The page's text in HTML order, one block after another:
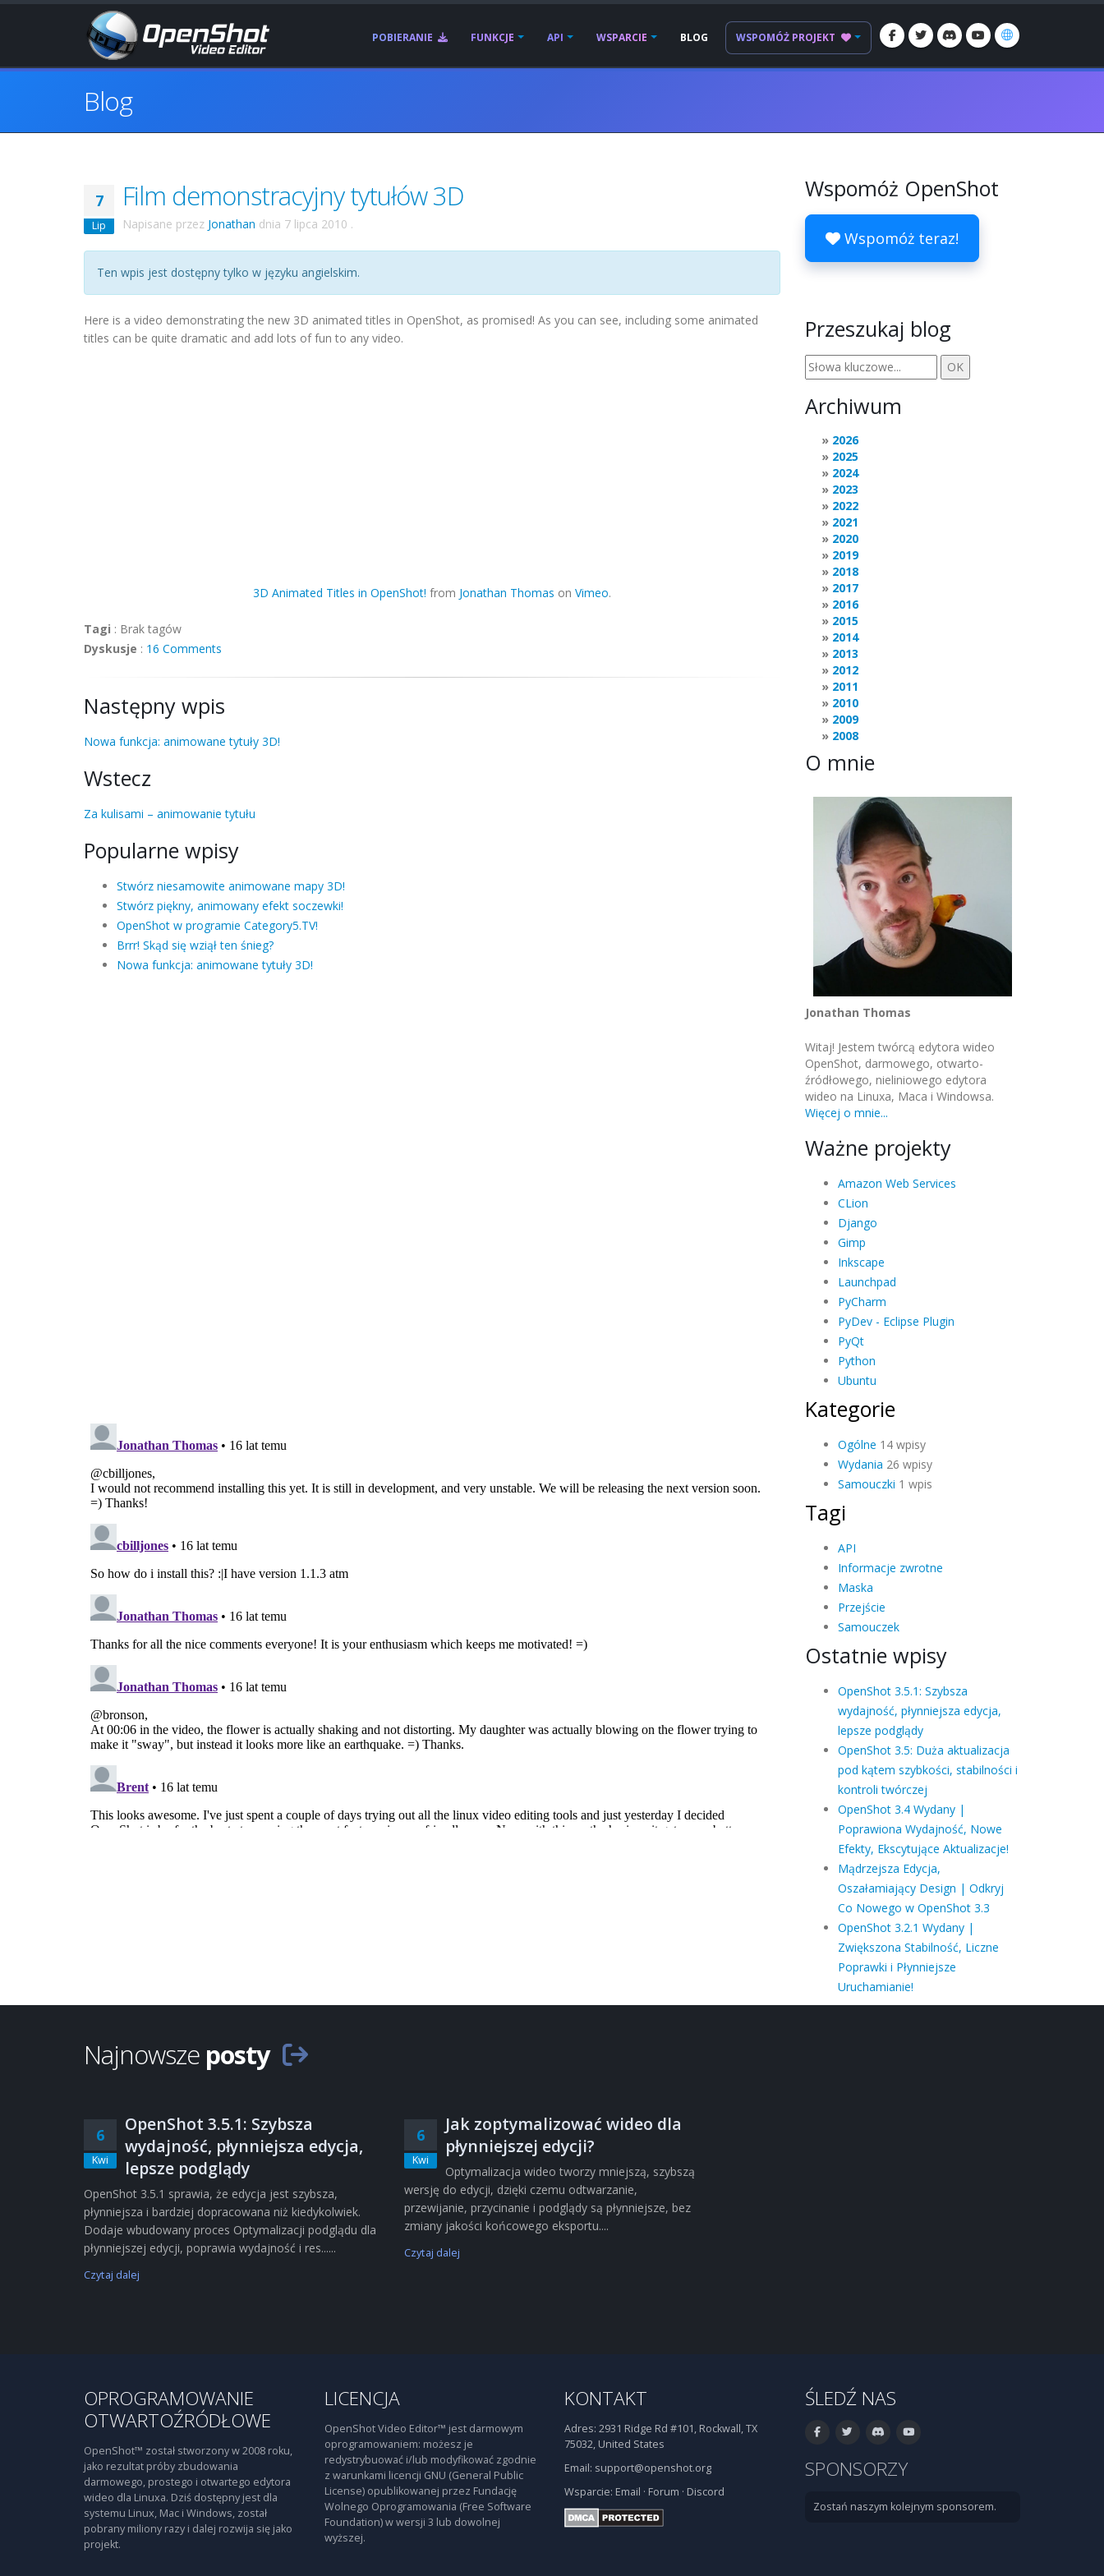
POBIERANIE FUNKCJE API WSPARCIE BLOG WSPOMÓŻ PROJEKT
Blog
7
Lip
Film demonstracyjny tytułów 3D
Napisane przez Jonathan dnia 7 lipca 2010 .
Ten wpis jest dostępny tylko w języku angielskim.
Here is a video demonstrating the new 3D animated titles in OpenShot, as promised! As you can see, including some animated
titles can be quite dramatic and add lots of fun to any video.
3D Animated Titles in OpenShot! from Jonathan Thomas on Vimeo.
Tagi : Brak tagów
Dyskusje : 16 Comments
Następny wpis
Nowa funkcja: animowane tytuły 3D!
Wstecz
Za kulisami – animowanie tytułu
Popularne wpisy
Stwórz niesamowite animowane mapy 3D!
Stwórz piękny, animowany efekt soczewki!
OpenShot w programie Category5.TV!
Brrr! Skąd się wziął ten śnieg?
Nowa funkcja: animowane tytuły 3D!
Wspomóż OpenShot
Wspomóż teraz!
Przeszukaj blog
Archiwum
2026
2025
2024
2023
2022
2021
2020
2019
2018
2017
2016
2015
2014
2013
2012
2011
2010
2009
2008
O mnie
Jonathan Thomas
Witaj! Jestem twórcą edytora wideo
OpenShot, darmowego, otwarto-
źródłowego, nieliniowego edytora
wideo na Linuxa, Maca i Windowsa.
Więcej o mnie...
Ważne projekty
Amazon Web Services
CLion
Django
Gimp
Inkscape
Launchpad
PyCharm
PyDev - Eclipse Plugin
PyQt
Python
Ubuntu
Kategorie
Ogólne 14 wpisy
Wydania 26 wpisy
Samouczki 1 wpis
Tagi
API
Informacje zwrotne
Maska
Przejście
Samouczek
Ostatnie wpisy
OpenShot 3.5.1: Szybsza
wydajność, płynniejsza edycja,
lepsze podglądy
OpenShot 3.5: Duża aktualizacja
pod kątem szybkości, stabilności i
kontroli twórczej
OpenShot 3.4 Wydany |
Poprawiona Wydajność, Nowe
Efekty, Ekscytujące Aktualizacje!
Mądrzejsza Edycja,
Oszałamiający Design | Odkryj
Co Nowego w OpenShot 3.3
OpenShot 3.2.1 Wydany |
Zwiększona Stabilność, Liczne
Poprawki i Płynniejsze
Uruchamianie!
Najnowsze posty
6
Kwi
OpenShot 3.5.1: Szybsza
wydajność, płynniejsza edycja,
lepsze podglądy
OpenShot 3.5.1 sprawia, że edycja jest szybsza,
płynniejsza i bardziej dopracowana niż kiedykolwiek.
Dodaje wbudowany proces Optymalizacji podglądu dla
płynniejszej edycji, poprawia wydajność i res......
Czytaj dalej
6
Kwi
Jak zoptymalizować wideo dla
płynniejszej edycji?
Optymalizacja wideo tworzy mniejszą, szybszą
wersję do edycji, dzięki czemu odtwarzanie,
przewijanie, przycinanie i podglądy są płynniejsze, bez
zmiany jakości końcowego eksportu....
Czytaj dalej
OPROGRAMOWANIE
OTWARTOŹRÓDŁOWE
OpenShot™ został stworzony w 2008 roku,
jako rezultat próby zbudowania
darmowego, prostego i otwartego edytora
wideo dla Linuxa. Dziś dostępny jest dla
systemu Linux, Mac i Windows, został
pobrany miliony razy i dalej rozwija się jako
projekt.
LICENCJA
OpenShot Video Editor™ jest darmowym
oprogramowaniem: możesz je
redystrybuować i/lub modyfikować zgodnie
z warunkami licencji GNU (General Public
License) opublikowanej przez Fundację
Wolnego Oprogramowania (Free Software
Foundation) w wersji 3 lub dowolnej
wyższej.
KONTAKT
Adres: 2931 Ridge Rd #101, Rockwall, TX
75032, United States
Email: support@openshot.org
Wsparcie: Email · Forum · Discord
ŚLEDŹ NAS
SPONSORZY
Zostań naszym kolejnym sponsorem.